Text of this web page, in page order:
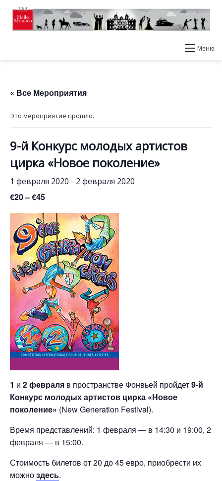
Меню
« Все Мероприятия
Это мероприятие прошло.
9-й Конкурс молодых артистов
цирка «Новое поколение»
1 февраля 2020 - 2 февраля 2020
€20 – €45
1 и 2 февраля в пространстве Фонвьей пройдет9-й
Конкурс молодых артистов цирка «Новое
поколение» (New Generation Festival).
Время представлений: 1 февраля — в 14:30 и 19:00, 2
февраля — в 15:00.
Стоимость билетов от 20 до 45 евро, приобрести их
можноздесь.